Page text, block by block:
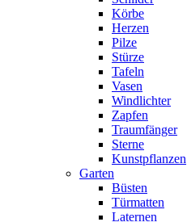
Körbe
Herzen
Pilze
Stürze
Tafeln
Vasen
Windlichter
Zapfen
Traumfänger
Sterne
Kunstpflanzen
Garten
Büsten
Türmatten
Laternen